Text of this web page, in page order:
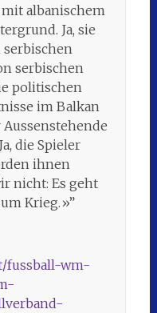
albanischem
Ja, sie
serbischen
politischen
im Balkan
die Spieler
ihnen
nicht: Es geht
Krieg.»”
fussball-wm-